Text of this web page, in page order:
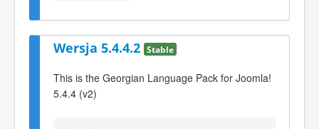
Wersja 5.4.4.2 Stable
This is the Georgian Language Pack for Joomla!
5.4.4 (v2)